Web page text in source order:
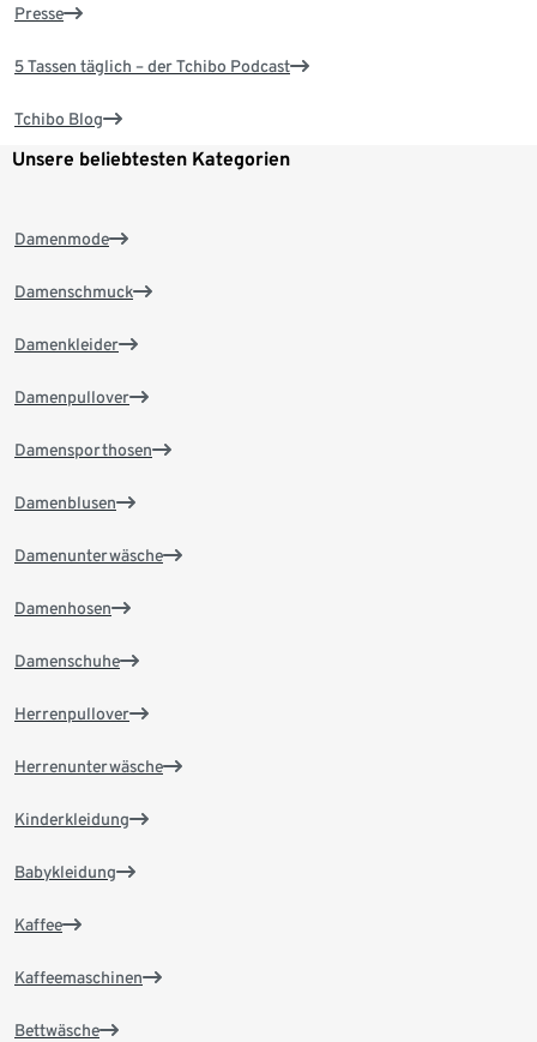
Presse
5 Tassen täglich – der Tchibo Podcast
Tchibo Blog
Unsere beliebtesten Kategorien
Damenmode
Damenschmuck
Damenkleider
Damenpullover
Damensporthosen
Damenblusen
Damenunterwäsche
Damenhosen
Damenschuhe
Herrenpullover
Herrenunterwäsche
Kinderkleidung
Babykleidung
Kaffee
Kaffeemaschinen
Bettwäsche